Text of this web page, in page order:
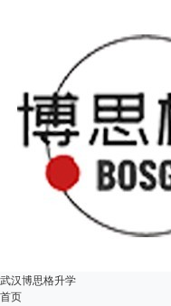
武汉博思格升学
首页